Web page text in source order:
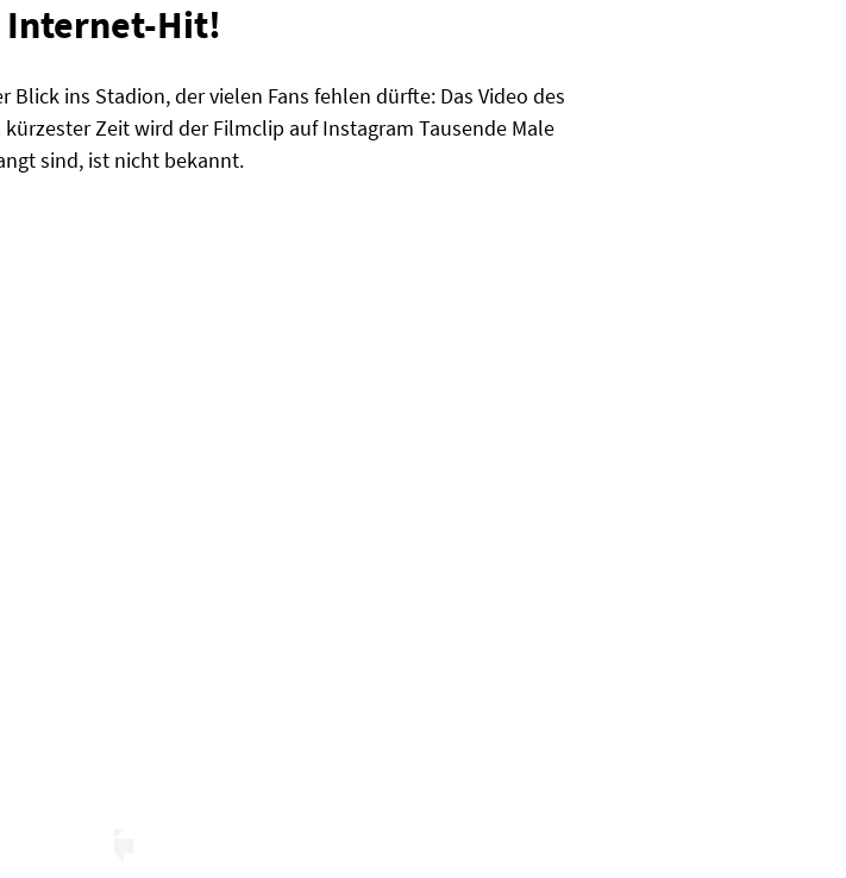
Internet-Hit!
ins Stadion, der vielen Fans fehlen dürfte: Das Video des
Zeit wird der Filmclip auf Instagram Tausende Male
sind, ist nicht bekannt.